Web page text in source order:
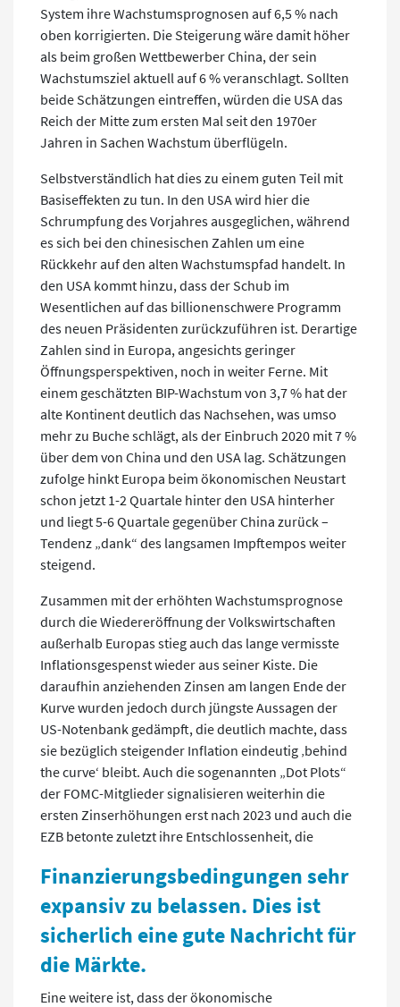
System ihre Wachstumsprognosen auf 6,5 % nach
oben korrigierten. Die Steigerung wäre damit höher
als beim großen Wettbewerber China, der sein
Wachstumsziel aktuell auf 6 % veranschlagt. Sollten
beide Schätzungen eintreffen, würden die USA das
Reich der Mitte zum ersten Mal seit den 1970er
Jahren in Sachen Wachstum überflügeln.
Selbstverständlich hat dies zu einem guten Teil mit
Basiseffekten zu tun. In den USA wird hier die
Schrumpfung des Vorjahres ausgeglichen, während
es sich bei den chinesischen Zahlen um eine
Rückkehr auf den alten Wachstumspfad handelt. In
den USA kommt hinzu, dass der Schub im
Wesentlichen auf das billionenschwere Programm
des neuen Präsidenten zurückzuführen ist. Derartige
Zahlen sind in Europa, angesichts geringer
Öffnungsperspektiven, noch in weiter Ferne. Mit
einem geschätzten BIP-Wachstum von 3,7 % hat der
alte Kontinent deutlich das Nachsehen, was umso
mehr zu Buche schlägt, als der Einbruch 2020 mit 7 %
über dem von China und den USA lag. Schätzungen
zufolge hinkt Europa beim ökonomischen Neustart
schon jetzt 1-2 Quartale hinter den USA hinterher
und liegt 5-6 Quartale gegenüber China zurück –
Tendenz „dank“ des langsamen Impftempos weiter
steigend.
Zusammen mit der erhöhten Wachstumsprognose
durch die Wiedereröffnung der Volkswirtschaften
außerhalb Europas stieg auch das lange vermisste
Inflationsgespenst wieder aus seiner Kiste. Die
daraufhin anziehenden Zinsen am langen Ende der
Kurve wurden jedoch durch jüngste Aussagen der
US-Notenbank gedämpft, die deutlich machte, dass
sie bezüglich steigender Inflation eindeutig ‚behind
the curve‘ bleibt. Auch die sogenannten „Dot Plots“
der FOMC-Mitglieder signalisieren weiterhin die
ersten Zinserhöhungen erst nach 2023 und auch die
EZB betonte zuletzt ihre Entschlossenheit, die
Finanzierungsbedingungen sehr
expansiv zu belassen. Dies ist
sicherlich eine gute Nachricht für
die Märkte.
Eine weitere ist, dass der ökonomische